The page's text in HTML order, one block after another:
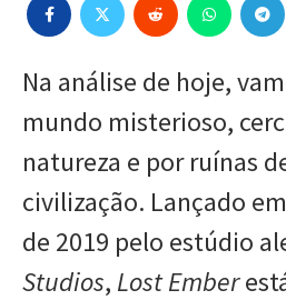
Na análise de hoje,
mundo misterioso,
natureza e por ruínas
civilização. Lançado
de 2019 pelo estúdio
Studios, Lost Ember